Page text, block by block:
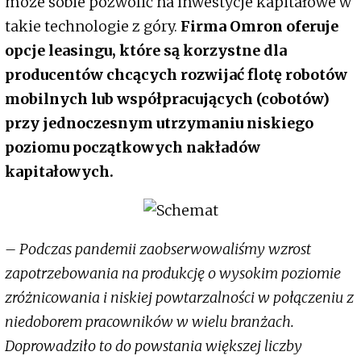
takie technologie z góry. Firma Omron oferuje
opcje leasingu, które są korzystne dla
producentów chcących rozwijać flotę robotów
mobilnych lub współpracujących (cobotów)
przy jednoczesnym utrzymaniu niskiego
poziomu początkowych nakładów
kapitałowych.
– Podczas pandemii zaobserwowaliśmy wzrost
zapotrzebowania na produkcję o wysokim poziomie
zróżnicowania i niskiej powtarzalności w połączeniu z
niedoborem pracowników w wielu branżach.
Doprowadziło to do powstania większej liczby